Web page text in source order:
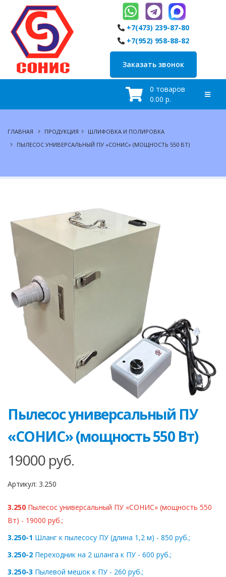
+7(473) 239-87-80
+7(952) 958-88-82
Заказать звонок
0 товаров
0.00 р.
ГЛАВНАЯ ПРОДУКЦИЯ
ШЛИФОВКА И ПОЛИРОВКА
ПЫЛЕСОС УНИВЕРСАЛЬНЫЙ ПУ «СОНИС» (МОЩНОСТЬ 550 ВТ)
Пылесос универсальный ПУ
«СОНИС» (мощность 550 Вт)
19000 руб.
Артикул: 3.250
3.250 Пылесос универсальный ПУ «СОНИС» (мощность 550
Вт) - 19000 руб.;
3.250-1 Шланг к пылесосу ПУ (длина 1,2 м) - 850 руб.;
3.250-2 Переходник на 2 шланга к ПУ - 600 руб.;
3.250-3 Пылевой мешок к ПУ - 260 руб.;